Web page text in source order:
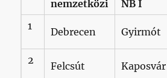
nemzetközi NB I
1
Debrecen Gyirmót
2 Felcsút Kaposvár